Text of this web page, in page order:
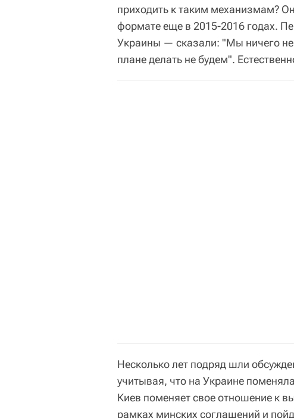
приходить к таким механизмам?
формате еще в 2015-2016 годах.
Украины — сказали: "Мы ничего
плане делать не будем".
Несколько лет подряд шли
учитывая, что на Украине
Киев поменяет свое отношение к
рамках минских соглашений и